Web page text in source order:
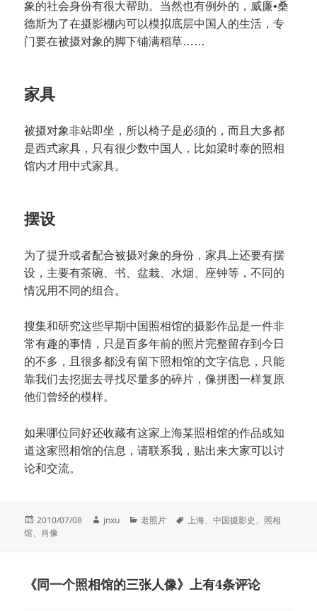
象的社会身份有很大帮助。当然也有例外的，威廉•桑
德斯为了在摄影棚内可以模拟底层中国人的生活，专
门要在被摄对象的脚下铺满稻草……
家具
被摄对象非站即坐，所以椅子是必须的，而且大多都
是西式家具，只有很少数中国人，比如梁时泰的照相
馆内才用中式家具。
摆设
为了提升或者配合被摄对象的身份，家具上还要有摆
设，主要有茶碗、书、盆栽、水烟、座钟等，不同的
情况用不同的组合。
搜集和研究这些早期中国照相馆的摄影作品是一件非
常有趣的事情，只是百多年前的照片完整留存到今日
的不多，且很多都没有留下照相馆的文字信息，只能
靠我们去挖掘去寻找尽量多的碎片，像拼图一样复原
他们曾经的模样。
如果哪位同好还收藏有这家上海某照相馆的作品或知
道这家照相馆的信息，请联系我，贴出来大家可以讨
论和交流。
发
布
2010/07/08
作
jnxu
分
老照片
标
上海、中国摄影史、 照相
馆、 肖像
《同一个照相馆的三张人像》上有4条评论